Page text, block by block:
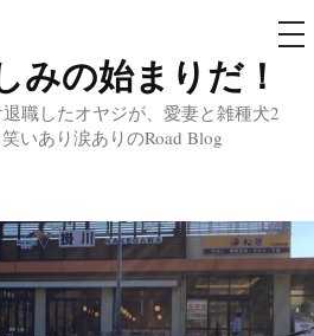
みの始まりだ！
職したオヤジが、愛妻と雑種犬2
いあり涙ありのRoad Blog
メ
ニ